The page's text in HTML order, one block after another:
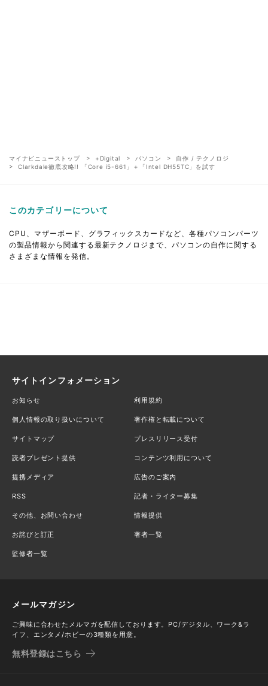
マイナビニューストップ +Digital パソコン
自作 / テクノロジ
Clarkdale徹底攻略!! 「Core i5-661」＋「Intel DH55TC」を試す
このカテゴリーについて
CPU、マザーボード、グラフィックスカードなど、各種パソコンパーツ
の製品情報から関連する最新テクノロジまで、パソコンの自作に関する
さまざまな情報を発信。
サイトインフォメーション
お知らせ 利用規約
個人情報の取り扱いについて 著作権と転載について
サイトマップ プレスリリース受付
読者プレゼント提供 コンテンツ利用について
提携メディア 広告のご案内
RSS 記者・ライター募集
その他、お問い合わせ 情報提供
お詫びと訂正 著者一覧
監修者一覧
メールマガジン
ご興味に合わせたメルマガを配信しております。PC/デジタル、ワーク&ラ
イフ、エンタメ/ホビーの3種類を用意。
無料登録はこちら